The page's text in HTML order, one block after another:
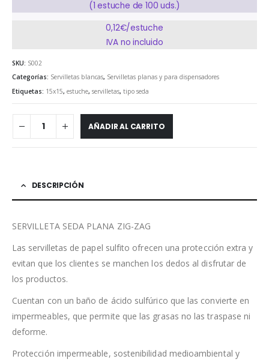
(1 estuche de 100 uds.)
0,12€/estuche
IVA no incluido
SKU: S002
Categorías: Servilletas blancas, Servilletas planas y para dispensadores
Etiquetas: 15x15, estuche, servilletas, tipo seda
AÑADIR AL CARRITO
DESCRIPCIÓN
SERVILLETA SEDA PLANA ZIG-ZAG
Las servilletas de papel sulfito ofrecen una protección extra y
evitan que los clientes se manchen los dedos al disfrutar de
los productos.
Cuentan con un baño de ácido sulfúrico que las convierte en
impermeables, que permite que las grasas no las traspase ni
deforme.
Protección impermeable, sostenibilidad medioambiental y